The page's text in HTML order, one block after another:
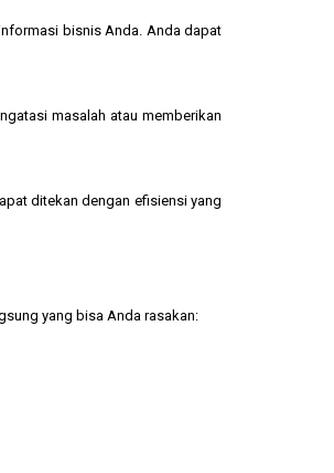
bisnis Anda. Anda dapat
masalah atau memberikan
ditekan dengan efisiensi yang
yang bisa Anda rasakan: